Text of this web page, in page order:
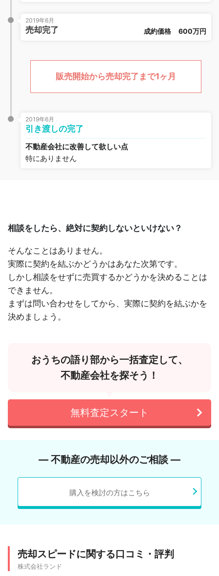
2019年6月
売却完了 成約価格 600万円
販売開始から売却完了まで1ヶ月
2019年6月
引き渡しの完了
不動産会社に改善して欲しい点
特にありません
相談をしたら、絶対に契約しないといけない？
そんなことはありません。
実際に契約を結ぶかどうかはあなた次第です。
しかし相談をせずに売買するかどうかを決めることは
できません。
まずは問い合わせをしてから、実際に契約を結ぶかを
決めましょう。
おうちの語り部から一括査定して、
不動産会社を探そう！
無料査定スタート
― 不動産の売却以外のご相談 ―
購入を検討の方はこちら
売却スピードに関する口コミ・評判
株式会社ランド